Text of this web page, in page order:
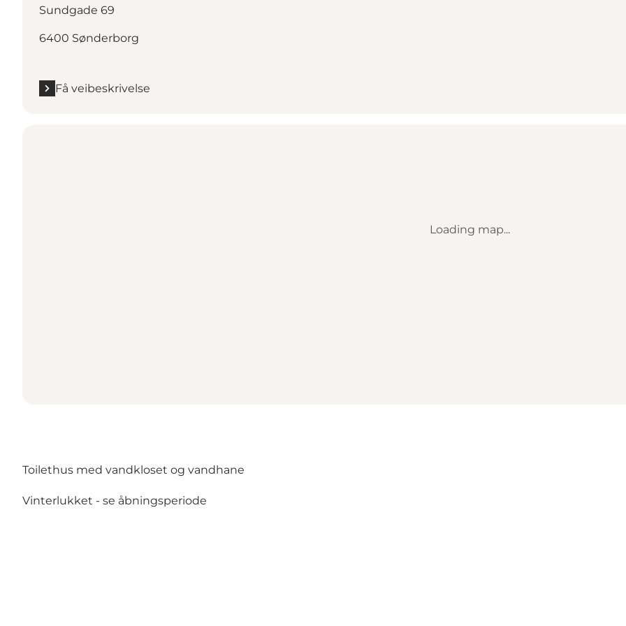
Sundgade 69
6400 Sønderborg
Få veibeskrivelse
Loading map...
Toilethus med vandkloset og vandhane
Vinterlukket - se åbningsperiode